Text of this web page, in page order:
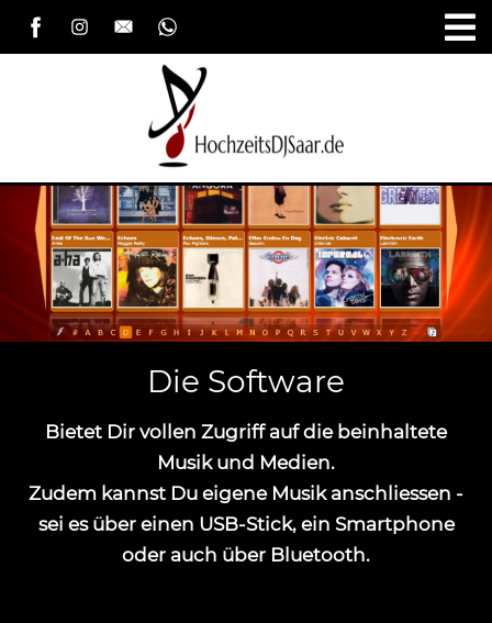
Die Software
Bietet Dir vollen Zugriff auf die beinhaltete
Musik und Medien.
Zudem kannst Du eigene Musik anschliessen -
sei es über einen USB-Stick, ein Smartphone
oder auch über Bluetooth.